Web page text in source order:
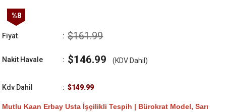
%8
Fiyat : $161.99
Nakit Havale : $146.99 (KDV Dahil)
Kdv Dahil : $149.99
Mutlu Kaan Erbay Usta İşçilikli Tespih | Bürokrat Model, Sarı